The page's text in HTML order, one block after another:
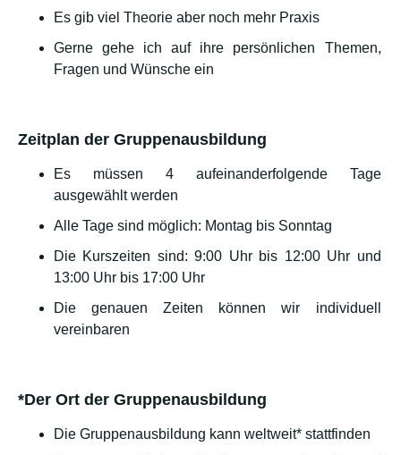
Es gib viel Theorie aber noch mehr Praxis
Gerne gehe ich auf ihre persönlichen Themen,
Fragen und Wünsche ein
Zeitplan der Gruppenausbildung
Es müssen 4 aufeinanderfolgende Tage
ausgewählt werden
Alle Tage sind möglich: Montag bis Sonntag
Die Kurszeiten sind: 9:00 Uhr bis 12:00 Uhr und
13:00 Uhr bis 17:00 Uhr
Die genauen Zeiten können wir individuell
vereinbaren
*Der Ort der Gruppenausbildung
Die Gruppenausbildung kann weltweit* stattfinden